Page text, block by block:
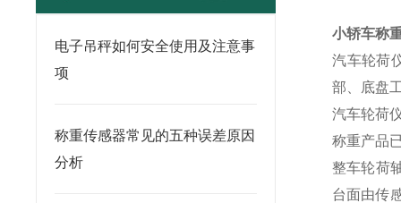
电子吊秤如何安全使用及注意事
项
称重传感器常见的五种误差原因
分析
小轿车称
汽车轮荷
部、底盘
汽车轮荷
称重产品
整车轮荷
台面由传